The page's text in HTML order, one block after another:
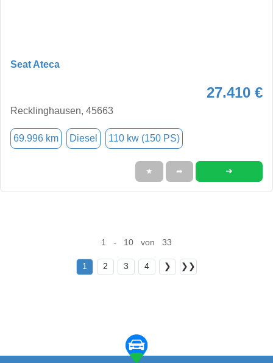
Seat Ateca
27.410 €
Recklinghausen, 45663
69.996 km Diesel 110 kw (150 PS)
★ ➦ ➜
1 - 10 von 33
1 2 3 4 ❯ ❯❯